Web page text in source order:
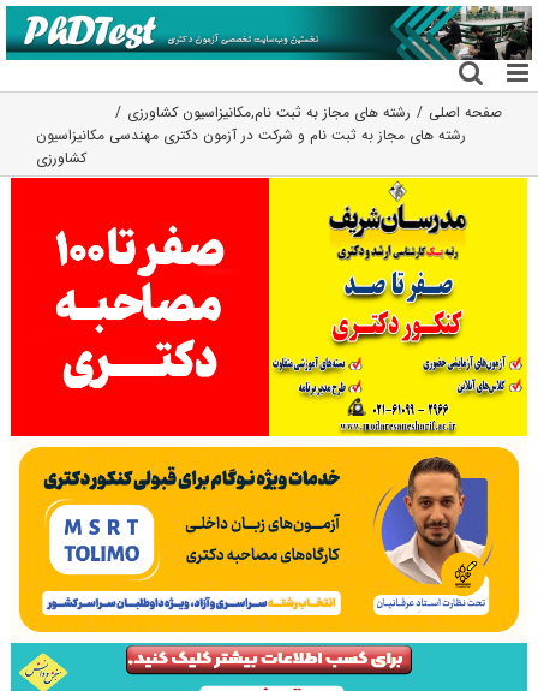
رفتن
به
محتوا
صفحه اصلی رشته های مجاز به ثبت نام,مکانیزاسیون کشاورزی
رشته های مجاز به ثبت نام و شرکت در آزمون دکتری مهندسی مکانیزاسیون
کشاورزی